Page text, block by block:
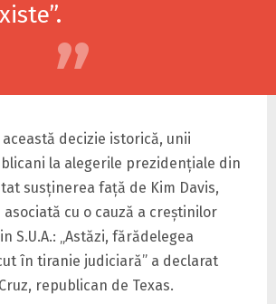
decizie istorică, unii
la alegerile prezidenţiale din
susţinerea faţă de Kim Davis,
cu o cauză a creştinilor
S.U.A.: „Astăzi, fărădelegea
în tiranie judiciară” a declarat
republican de Texas.